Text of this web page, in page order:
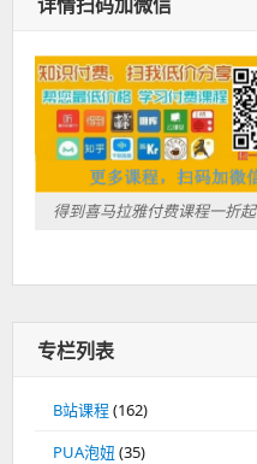
得到喜马拉雅付费课程一折起
专栏列表
B站课程(162)
PUA泡妞 (35)